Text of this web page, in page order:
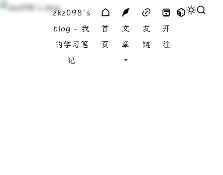
zkz098's
blog - 我
的学习笔
记
首
页
文
章
友
链
开
往